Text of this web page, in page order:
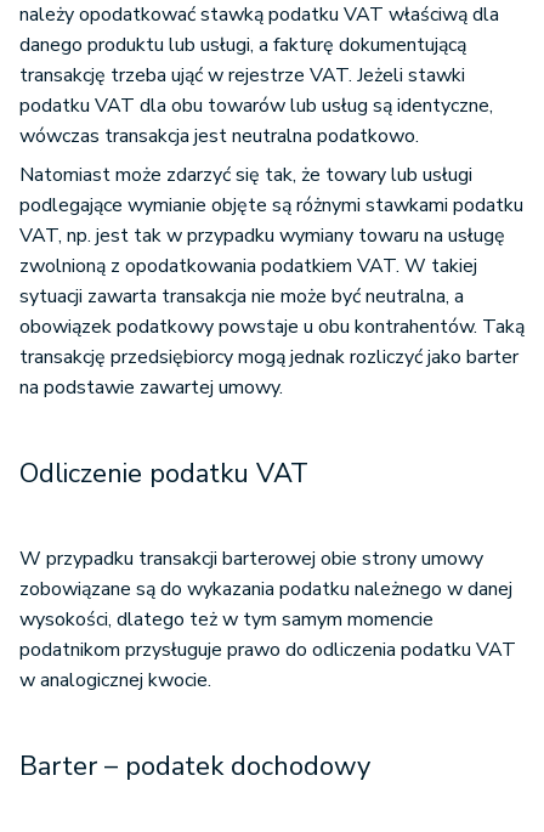
należy opodatkować stawką podatku VAT właściwą dla
danego produktu lub usługi, a fakturę dokumentującą
transakcję trzeba ująć w rejestrze VAT. Jeżeli stawki
podatku VAT dla obu towarów lub usług są identyczne,
wówczas transakcja jest neutralna podatkowo.
Natomiast może zdarzyć się tak, że towary lub usługi
podlegające wymianie objęte są różnymi stawkami podatku
VAT, np. jest tak w przypadku wymiany towaru na usługę
zwolnioną z opodatkowania podatkiem VAT. W takiej
sytuacji zawarta transakcja nie może być neutralna, a
obowiązek podatkowy powstaje u obu kontrahentów. Taką
transakcję przedsiębiorcy mogą jednak rozliczyć jako barter
na podstawie zawartej umowy.
Odliczenie podatku VAT
W przypadku transakcji barterowej obie strony umowy
zobowiązane są do wykazania podatku należnego w danej
wysokości, dlatego też w tym samym momencie
podatnikom przysługuje prawo do odliczenia podatku VAT
w analogicznej kwocie.
Barter – podatek dochodowy